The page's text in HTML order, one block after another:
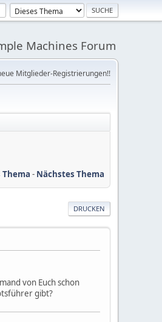
Mitglieder-Registrierungen!!
- Nächstes Thema
DRUCKEN
von Euch schon
gibt?